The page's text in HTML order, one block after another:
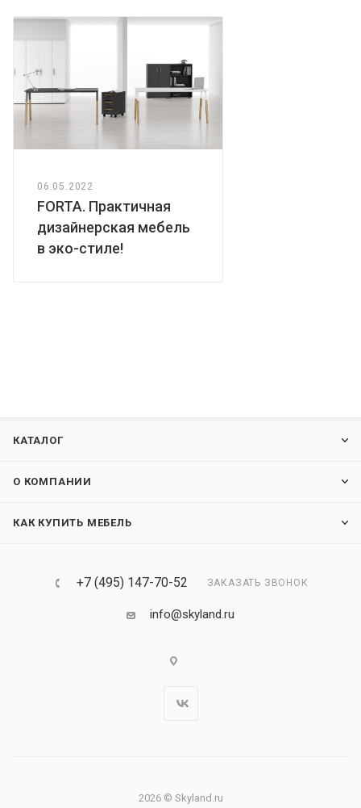
06.05.2022
FORTA. Практичная
дизайнерская мебель
в эко-стиле!
КАТАЛОГ
О КОМПАНИИ
КАК КУПИТЬ МЕБЕЛЬ
+7 (495) 147-70-52 ЗАКАЗАТЬ ЗВОНОК
info@skyland.ru
2026 © Skyland.ru